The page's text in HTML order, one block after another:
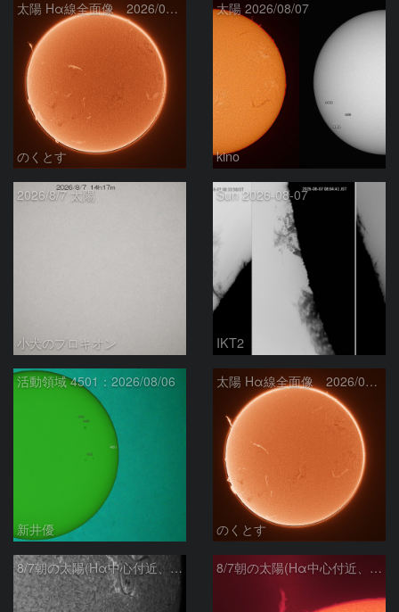
太陽 Hα線全面像 2026/08/08
のくとす
太陽 2026/08/07
kino
2026/8/7 太陽
小犬のプロキオン
Sun 2026-08-07
IKT2
活動領域 4501：2026/08/06
新井優
太陽 Hα線全面像 2026/08/07
のくとす
8/7朝の太陽(Hα中心付近、4498、4502付近) 8/7朝の太陽(Hα中心付近、プロミネンス)